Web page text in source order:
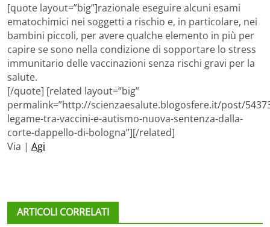
[quote layout=”big”]razionale eseguire alcuni esami
ematochimici nei soggetti a rischio e, in particolare, nei
bambini piccoli, per avere qualche elemento in più per
capire se sono nella condizione di sopportare lo stress
immunitario delle vaccinazioni senza rischi gravi per la
salute.
[/quote] [related layout=”big”
permalink=”http://scienzaesalute.blogosfere.it/post/
legame-tra-vaccini-e-autismo-nuova-sentenza-dalla-
corte-dappello-di-bologna”][/related]
Via | Agi
ARTICOLI CORRELATI